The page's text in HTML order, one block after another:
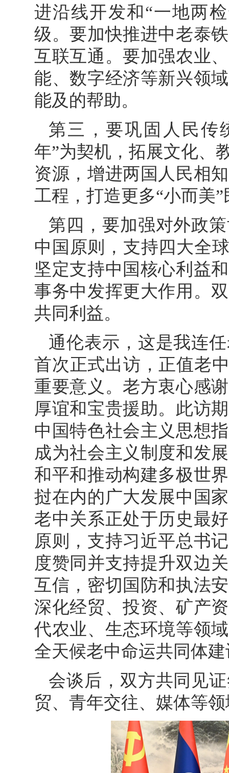
进沿线开发和“一地两
级。要加快推进中老泰
互联互通。要加强农业
能、数字经济等新兴领
能及的帮助。
第三，要巩固人民传
年”为契机，拓展文化、
资源，增进两国人民相
工程，打造更多“小而美
第四，要加强对外政
中国原则，支持四大全
坚定支持中国核心利益
事务中发挥更大作用。
共同利益。
通伦表示，这是我连
首次正式出访，正值老
重要意义。老方衷心感
厚谊和宝贵援助。此访
中国特色社会主义思想
成为社会主义制度和发
和平和推动构建多极世
挝在内的广大发展中国
老中关系正处于历史最
原则，支持习近平总书
度赞同并支持提升双边
互信，密切国防和执法
深化经贸、投资、矿产
代农业、生态环境等领
全天候老中命运共同体
会谈后，双方共同见
贸、青年交往、媒体等